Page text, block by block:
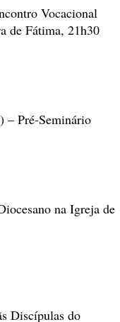
Vocacional
de Fátima, 21h30
– Pré-Seminário
na Igreja de
Discípulas do